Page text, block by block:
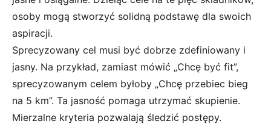
osoby mogą stworzyć solidną podstawę dla swoich
aspiracji.
Sprecyzowany cel musi być dobrze zdefiniowany i
jasny. Na przykład, zamiast mówić „Chcę być fit”,
sprecyzowanym celem byłoby „Chcę przebiec bieg
na 5 km”. Ta jasność pomaga utrzymać skupienie.
Mierzalne kryteria pozwalają śledzić postępy.